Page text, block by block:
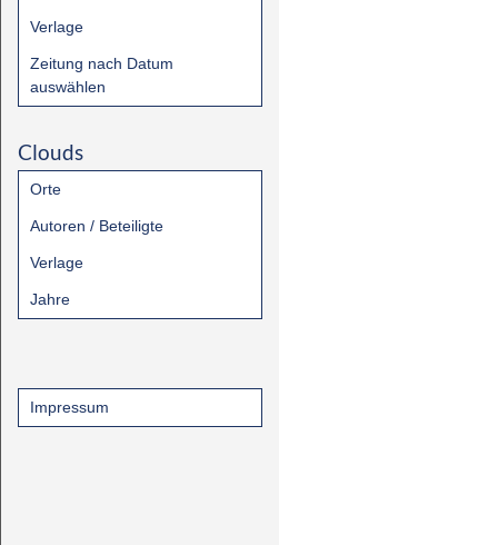
Verlage
Zeitung nach Datum
auswählen
Clouds
Orte
Autoren / Beteiligte
Verlage
Jahre
Impressum